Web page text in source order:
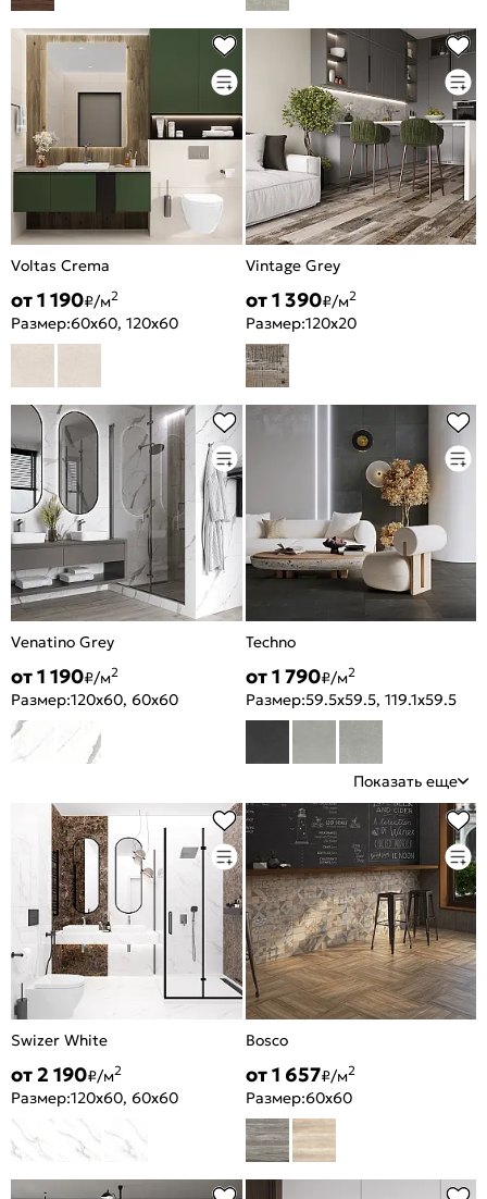
Voltas Crema
от 1 190₽/м2
Размер:60x60, 120x60
Vintage Grey
от 1 390₽/м2
Размер:120x20
Venatino Grey
от 1 190₽/м2
Размер:120x60, 60x60
Techno
от 1 790₽/м2
Размер:59.5x59.5, 119.1x59.5
Показать еще
Swizer White
от 2 190₽/м2
Размер:120x60, 60x60
Bosco
от 1 657₽/м2
Размер:60x60